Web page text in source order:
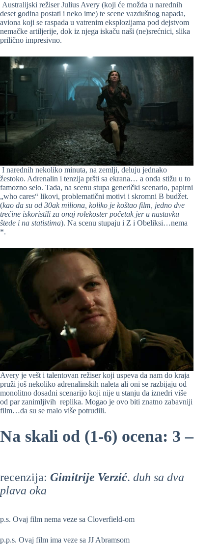
Australijski režiser Julius Avery (koji će možda u narednih
deset godina postati i neko ime) te scene vazdušnog napada,
aviona koji se raspada u vatrenim eksplozijama pod dejstvom
nemačke artiljerije, dok iz njega iskaču naši (ne)srećnici, slika
prilično impresivno.
I narednih nekoliko minuta, na zemlji, deluju jednako
žestoko. Adrenalin i tenzija pršti sa ekrana… a onda stižu u to
famozno selo. Tada, na scenu stupa generički scenario, papirni
„who cares“ likovi, problematični motivi i skromni B budžet.
(kao da su od 30ak miliona, koliko je koštao film, jedno dve
trećine iskoristili za onaj rolekoster početak jer u nastavku
štede i na statistima). Na scenu stupaju i Z i Obeliksi…nema
*.
Avery je vešt i talentovan režiser koji uspeva da nam do kraja
pruži još nekoliko adrenalinskih naleta ali oni se razbijaju od
monolitno dosadni scenarijo koji nije u stanju da iznedri više
od par zanimljivih replika. Mogao je ovo biti znatno zabavniji
film…da su se malo više potrudili.
Na skali od (1-6) ocena: 3 –
recenzija: Gimitrije Verzić. duh sa dva
plava oka
p.s. Ovaj film nema veze sa Cloverfield-om
p.p.s. Ovaj film ima veze sa JJ Abramsom